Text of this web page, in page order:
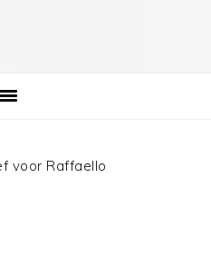
voor Raffaello